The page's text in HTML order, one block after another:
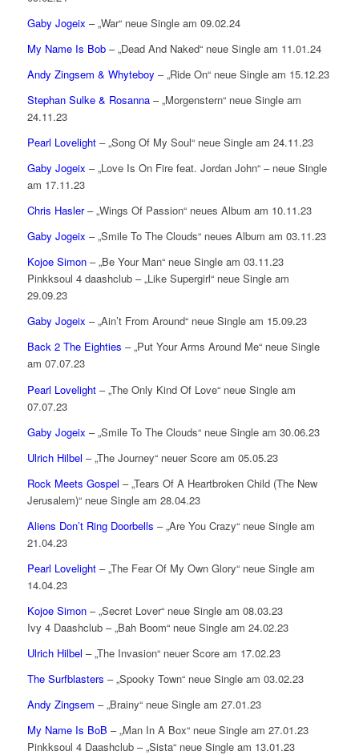
Gaby Jogeix – „War“ neue Single am 09.02.24
My Name Is Bob– „Dead And Naked“ neue Single am 11.01.24
Andy Zingsem & Whyteboy – „Ride On“ neue Single am 15.12.23
Stephan Sulke & Rosanna– „Morgenstern“ neue Single am
24.11.23
Pearl Lovelight– „Song Of My Soul“ neue Single am 24.11.23
Gaby Jogeix – „Love Is On Fire feat. Jordan John“ – neue Single
am 17.11.23
Chris Hasler– „Wings Of Passion“ neues Album am 10.11.23
Gaby Jogeix – „Smile To The Clouds“ neues Album am 03.11.23
Kojoe Simon– „Be Your Man“ neue Single am 03.11.23
Pinkksoul 4 daashclub – „Like Supergirl“ neue Single am
29.09.23
Gaby Jogeix – „Ain’t From Around“ neue Single am 15.09.23
Back 2 The Eighties – „Put Your Arms Around Me“ neue Single
am 07.07.23
Pearl Lovelight– „The Only Kind Of Love“ neue Single am
07.07.23
Gaby Jogeix – „Smile To The Clouds“ neue Single am 30.06.23
Ulrich Hilbel – „The Journey“ neuer Score am 05.05.23
Rock Meets Gospel – „Tears Of A Heartbroken Child (The New
Jerusalem)“ neue Single am 28.04.23
Aliens Don’t Ring Doorbells – „Are You Crazy“ neue Single am
21.04.23
Pearl Lovelight– „The Fear Of My Own Glory“ neue Single am
14.04.23
Kojoe Simon– „Secret Lover“ neue Single am 08.03.23
Ivy 4 Daashclub – „Bah Boom“ neue Single am 24.02.23
Ulrich Hilbel – „The Invasion“ neuer Score am 17.02.23
The Surfblasters – „Spooky Town“ neue Single am 03.02.23
Andy Zingsem – „Brainy“ neue Single am 27.01.23
My Name Is BoB – „Man In A Box“ neue Single am 27.01.23
Pinkksoul 4 Daashclub – „Sista“ neue Single am 13.01.23